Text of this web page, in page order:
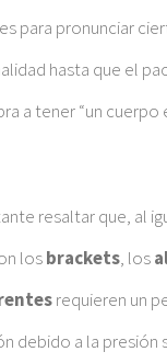
para pronunciar
hasta que el
a tener “un cuerpo
resaltar que, al
losbrackets, los
requieren un
debido a la presión